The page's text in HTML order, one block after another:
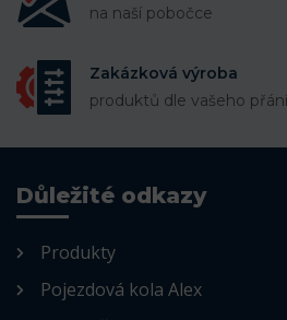
na naší pobočce
Zakázková výroba
produktů dle vašeho přání
Důležité odkazy
Produkty
Pojezdová kola Alex